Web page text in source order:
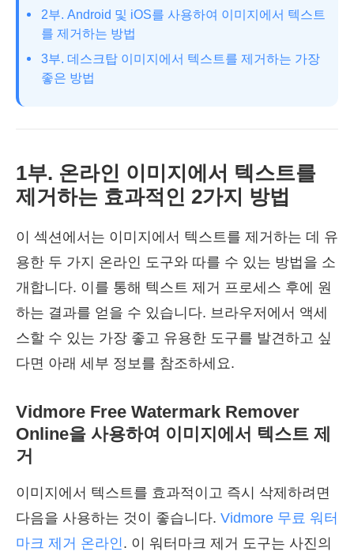
2부. Android 및 iOS를 사용하여 이미지에서 텍스트
를 제거하는 방법
3부. 데스크탑 이미지에서 텍스트를 제거하는 가장
좋은 방법
1부. 온라인 이미지에서 텍스트를
제거하는 효과적인 2가지 방법
이 섹션에서는 이미지에서 텍스트를 제거하는 데 유
용한 두 가지 온라인 도구와 따를 수 있는 방법을 소
개합니다. 이를 통해 텍스트 제거 프로세스 후에 원
하는 결과를 얻을 수 있습니다. 브라우저에서 액세
스할 수 있는 가장 좋고 유용한 도구를 발견하고 싶
다면 아래 세부 정보를 참조하세요.
Vidmore Free Watermark Remover
Online을 사용하여 이미지에서 텍스트 제
거
이미지에서 텍스트를 효과적이고 즉시 삭제하려면
다음을 사용하는 것이 좋습니다. Vidmore 무료 워터
마크 제거 온라인 . 이 워터마크 제거 도구는 사진의